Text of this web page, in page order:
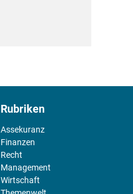
Rubriken
Assekuranz
Finanzen
Recht
Management
Wirtschaft